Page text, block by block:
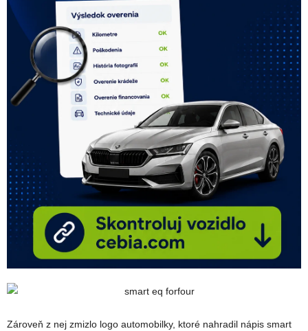
Zároveň z nej zmizlo logo automobilky, ktoré nahradil nápis smart